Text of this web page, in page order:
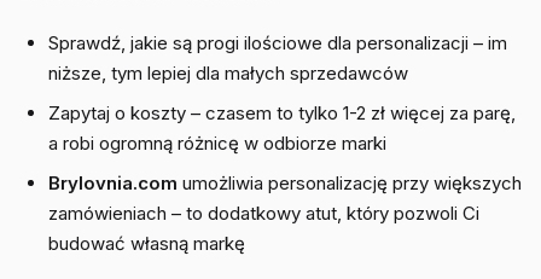
Sprawdź, jakie są progi ilościowe dla personalizacji – im
niższe, tym lepiej dla małych sprzedawców
Zapytaj o koszty – czasem to tylko 1-2 zł więcej za parę,
a robi ogromną różnicę w odbiorze marki
Brylovnia.com umożliwia personalizację przy większych
zamówieniach – to dodatkowy atut, który pozwoli Ci
budować własną markę